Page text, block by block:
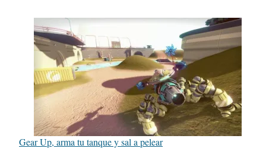
Gear Up, arma tu tanque y sal a pelear